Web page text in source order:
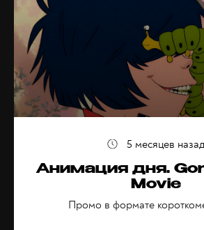
Анимация дня.
Movie
Промо в формате
5 месяцев назад